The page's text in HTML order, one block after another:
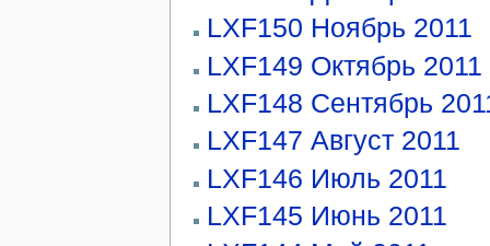
LXF150 Ноябрь 2011
LXF149 Октябрь 2011
LXF148 Сентябрь
LXF147 Август 2011
LXF146 Июль 2011
LXF145 Июнь 2011